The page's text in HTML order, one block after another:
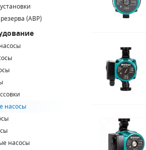
(АВР)
насосы
насосы
КОМПРЕССОРОВ
ФИЛЬТРОВ